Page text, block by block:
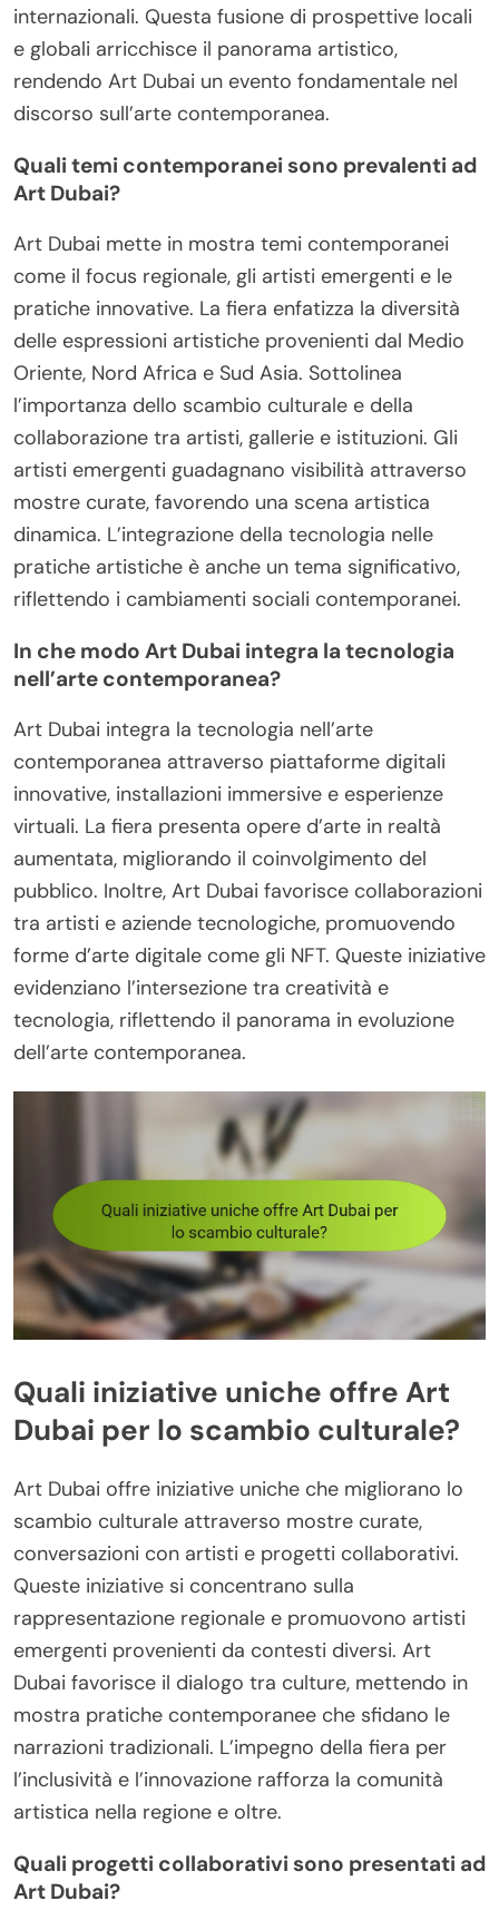
internazionali. Questa fusione di prospettive locali
e globali arricchisce il panorama artistico,
rendendo Art Dubai un evento fondamentale nel
discorso sull’arte contemporanea.
Quali temi contemporanei sono prevalenti ad
Art Dubai?
Art Dubai mette in mostra temi contemporanei
come il focus regionale, gli artisti emergenti e le
pratiche innovative. La fiera enfatizza la diversità
delle espressioni artistiche provenienti dal Medio
Oriente, Nord Africa e Sud Asia. Sottolinea
l’importanza dello scambio culturale e della
collaborazione tra artisti, gallerie e istituzioni. Gli
artisti emergenti guadagnano visibilità attraverso
mostre curate, favorendo una scena artistica
dinamica. L’integrazione della tecnologia nelle
pratiche artistiche è anche un tema significativo,
riflettendo i cambiamenti sociali contemporanei.
In che modo Art Dubai integra la tecnologia
nell’arte contemporanea?
Art Dubai integra la tecnologia nell’arte
contemporanea attraverso piattaforme digitali
innovative, installazioni immersive e esperienze
virtuali. La fiera presenta opere d’arte in realtà
aumentata, migliorando il coinvolgimento del
pubblico. Inoltre, Art Dubai favorisce collaborazioni
tra artisti e aziende tecnologiche, promuovendo
forme d’arte digitale come gli NFT. Queste iniziative
evidenziano l’intersezione tra creatività e
tecnologia, riflettendo il panorama in evoluzione
dell’arte contemporanea.
Quali iniziative uniche offre Art
Dubai per lo scambio culturale?
Art Dubai offre iniziative uniche che migliorano lo
scambio culturale attraverso mostre curate,
conversazioni con artisti e progetti collaborativi.
Queste iniziative si concentrano sulla
rappresentazione regionale e promuovono artisti
emergenti provenienti da contesti diversi. Art
Dubai favorisce il dialogo tra culture, mettendo in
mostra pratiche contemporanee che sfidano le
narrazioni tradizionali. L’impegno della fiera per
l’inclusività e l’innovazione rafforza la comunità
artistica nella regione e oltre.
Quali progetti collaborativi sono presentati ad
Art Dubai?